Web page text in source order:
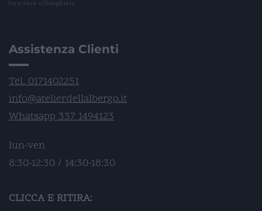
Assistenza Clienti
Tel. 0171402251
info@atelierdellalbergo.it
Whatsapp 337 1494123
lun-ven
8:30-12:30 / 14:30-18:30
CLICCA E RITIRA: